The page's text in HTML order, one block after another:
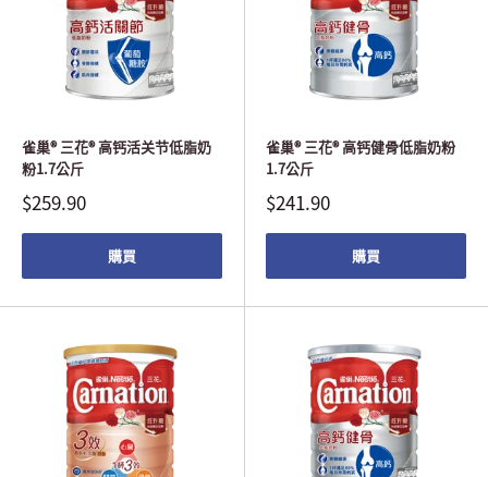
雀巢® 三花® 高钙活关节低脂奶
粉1.7公斤
$259.90
購買
雀巢® 三花® 高钙健骨低脂奶粉
1.7公斤
$241.90
購買